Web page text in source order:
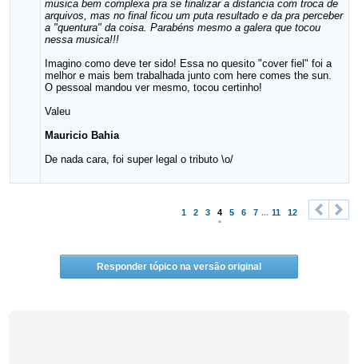
musica bem complexa pra se finalizar a distancia com troca de
arquivos, mas no final ficou um puta resultado e da pra perceber
a "quentura" da coisa. Parabéns mesmo a galera que tocou
nessa musica!!!
Imagino como deve ter sido! Essa no quesito "cover fiel" foi a
melhor e mais bem trabalhada junto com here comes the sun.
O pessoal mandou ver mesmo, tocou certinho!
Valeu
Mauricio Bahia
De nada cara, foi super legal o tributo \o/
1 2 3 4 5 6 7 ... 11 12
>
Responder tópico na versão original